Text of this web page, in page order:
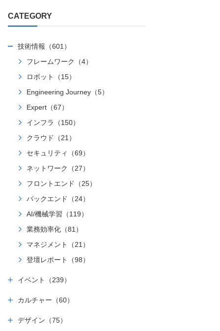
CATEGORY
技術情報（601）
フレームワーク（4）
ロボット（15）
Engineering Journey（5）
Expert（67）
インフラ（150）
クラウド（21）
セキュリティ（69）
ネットワーク（27）
フロントエンド（25）
バックエンド（24）
AI/機械学習（119）
業務効率化（81）
マネジメント（21）
登壇レポート（98）
イベント（239）
カルチャー（60）
デザイン（75）